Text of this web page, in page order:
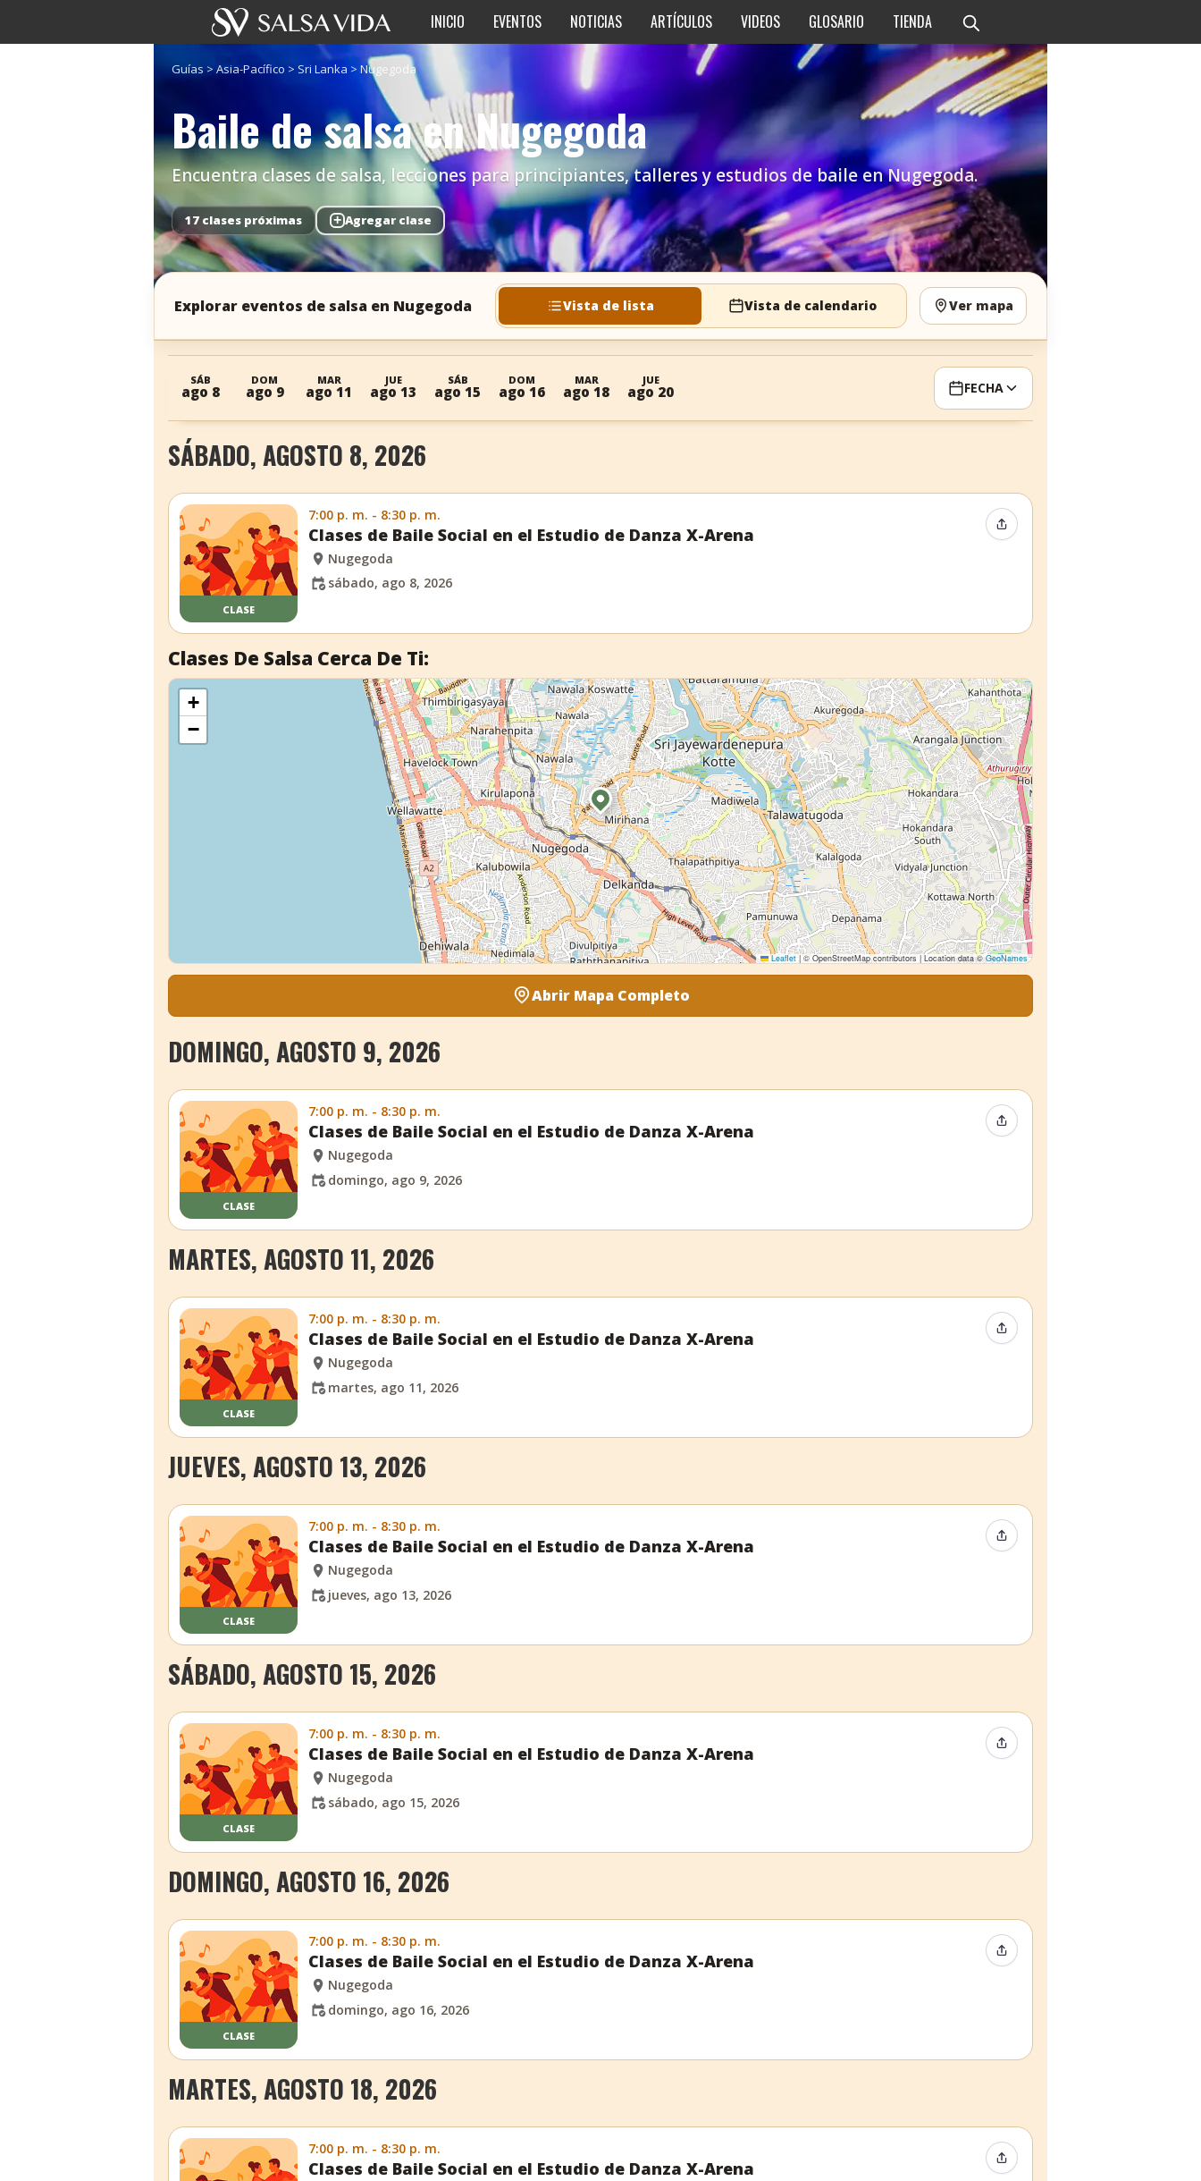
INICIO EVENTOS NOTICIAS ARTÍCULOS VIDEOS GLOSARIO TIENDA
Guías >Asia-Pacífico > Sri Lanka > Nugegoda
Baile de salsa en Nugegoda
Encuentra clases de salsa, lecciones para principiantes, talleres y estudios de baile en Nugegoda.
17 clases próximas + Agregar clase
Explorar eventos de salsa en Nugegoda Vista de lista Vista de calendario Ver mapa
SÁB
ago 8
DOM
ago 9
MAR
ago 11
JUE
ago 13
SÁB
ago 15
DOM
ago 16
MAR
ago 18
JUE
ago 20 FECHA
SÁBADO, AGOSTO 8, 2026
CLASE
7:00 p. m. - 8:30 p. m.
Clases de Baile Social en el Estudio de Danza X-Arena
Nugegoda
sábado, ago 8, 2026
Compartir evento
Clases De Salsa Cerca De Ti:
+
−
Leaflet |© OpenStreetMap contributors | Location data ©GeoNames
Abrir Mapa Completo
DOMINGO, AGOSTO 9, 2026
CLASE
7:00 p. m. - 8:30 p. m.
Clases de Baile Social en el Estudio de Danza X-Arena
Nugegoda
domingo, ago 9, 2026
Compartir evento
MARTES, AGOSTO 11, 2026
CLASE
7:00 p. m. - 8:30 p. m.
Clases de Baile Social en el Estudio de Danza X-Arena
Nugegoda
martes, ago 11, 2026
Compartir evento
JUEVES, AGOSTO 13, 2026
CLASE
7:00 p. m. - 8:30 p. m.
Clases de Baile Social en el Estudio de Danza X-Arena
Nugegoda
jueves, ago 13, 2026
Compartir evento
SÁBADO, AGOSTO 15, 2026
CLASE
7:00 p. m. - 8:30 p. m.
Clases de Baile Social en el Estudio de Danza X-Arena
Nugegoda
sábado, ago 15, 2026
Compartir evento
DOMINGO, AGOSTO 16, 2026
CLASE
7:00 p. m. - 8:30 p. m.
Clases de Baile Social en el Estudio de Danza X-Arena
Nugegoda
domingo, ago 16, 2026
Compartir evento
MARTES, AGOSTO 18, 2026
7:00 p. m. - 8:30 p. m.
Clases de Baile Social en el Estudio de Danza X-Arena Compartir evento